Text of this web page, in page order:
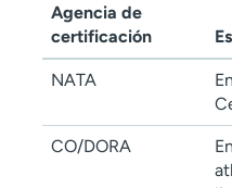
Agencia de
certificación
NATA
CO/DORA